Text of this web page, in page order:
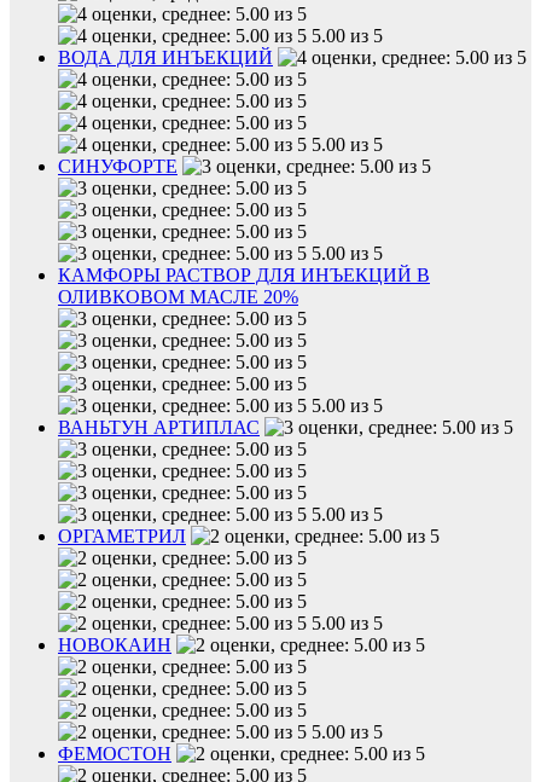
5.00 из 5
ВОДА ДЛЯ ИНЪЕКЦИЙ
5.00 из 5
СИНУФОРТЕ
5.00 из 5
КАМФОРЫ РАСТВОР ДЛЯ ИНЪЕКЦИЙ В
ОЛИВКОВОМ МАСЛЕ 20%
5.00 из 5
ВАНЬТУН АРТИПЛАС
5.00 из 5
ОРГАМЕТРИЛ
5.00 из 5
НОВОКАИН
5.00 из 5
ФЕМОСТОН